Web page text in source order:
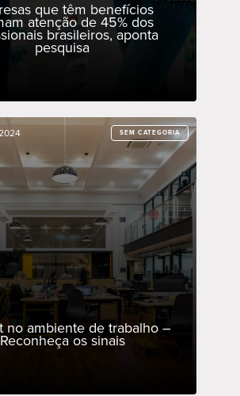
que têm benefícios
atenção de 45% dos
brasileiros, aponta
pesquisa
SEM CATEGORIA
no ambiente de trabalho –
Reconheça os sinais
SEM CATEGORIA